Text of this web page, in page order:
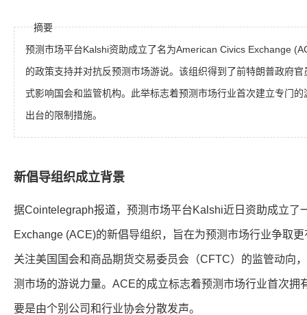
摘要
预测市场平台Kalshi资助成立了名为American Civics Exchange
的政策支持并对抗反预测市场游说。该组织得到了前特朗普政府
式影响国会和监管机构。此举标志着预测市场行业首次建立专门
出台的限制措施。
新倡导组织成立背景
据Cointelegraph报道，预测市场平台Kalshi近日资助成立了
Exchange (ACE)的新倡导组织，旨在为预测市场行业争取
关注美国国会和商品期货交易委员会（CFTC）的监管动向
测市场的游说力量。ACE的成立标志着预测市场行业首次拥
要是由个别公司和行业协会分散发声。